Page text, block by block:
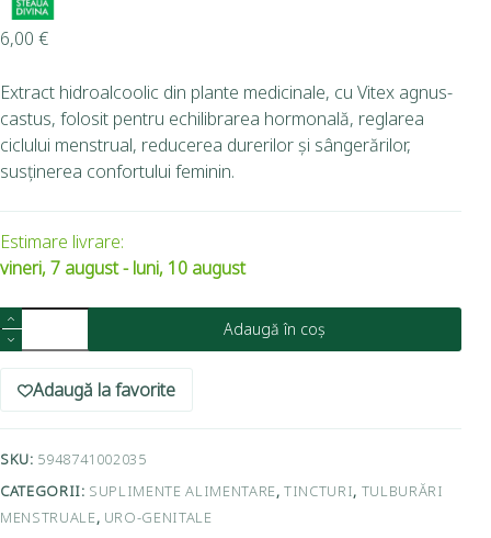
6,00 €
Extract hidroalcoolic din plante medicinale, cu Vitex agnus-
castus, folosit pentru echilibrarea hormonală, reglarea
ciclului menstrual, reducerea durerilor și sângerărilor,
susținerea confortului feminin.
Estimare livrare:
vineri, 7 august - luni, 10 august
Adaugă în coș
Adaugă la favorite
SKU: 5948741002035
CATEGORII: SUPLIMENTE ALIMENTARE,TINCTURI, TULBURĂRI
MENSTRUALE, URO-GENITALE